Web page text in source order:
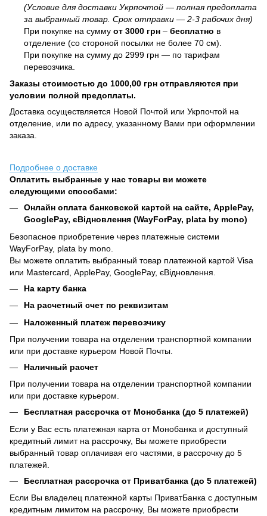
(Условие для доставки Укрпочтой — полная предоплата
за выбранный товар. Срок отправки — 2-3 рабочих дня)
При покупке на сумму от 3000 грн – бесплатно в
отделение (со стороной посылки не более 70 см).
При покупке на сумму до 2999 грн — по тарифам
перевозчика.
Заказы стоимостью до 1000,00 грн отправляются при
условии полной предоплаты.
Доставка осуществляется Новой Почтой или Укрпочтой на
отделение, или по адресу, указанному Вами при оформлении
заказа.
Подробнее о доставке
Оплатить выбранные у нас товары ви можете
следующими способами:
Онлайн оплата банковской картой на сайте, ApplePay,
GooglePay, єВідновлення (WayForPay, plata by mono)
Безопасное приобретение через платежные системи
WayForPay, plata by mono.
Вы можете оплатить выбранный товар платежной картой Visa
или Mastercard, ApplePay, GooglePay, єВідновлення.
На карту банка
На расчетный счет по реквизитам
Наложенный платеж перевозчику
При получении товара на отделении транспортной компании
или при доставке курьером Новой Почты.
Наличный расчет
При получении товара на отделении транспортной компании
или при доставке курьером.
Бесплатная рассрочка от Монобанка (до 5 платежей)
Если у Вас есть платежная карта от Монобанка и доступный
кредитный лимит на рассрочку, Вы можете приобрести
выбранный товар оплачивая его частями, в рассрочку до 5
платежей.
Бесплатная рассрочка от Приватбанка (до 5 платежей)
Если Вы владелец платежной карты ПриватБанка с доступным
кредитным лимитом на рассрочку, Вы можете приобрести